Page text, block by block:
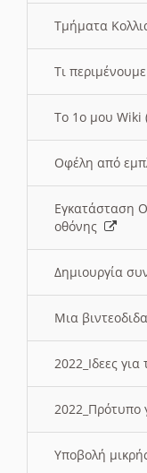
Τμήματα
Τι
Το 1ο μου Wiki
Οφέλη από
Εγκατάσταση
οθόνης
Δημιουργία
Μια
2022_Ιδεες
2022_Πρότυπο
Υποβολή